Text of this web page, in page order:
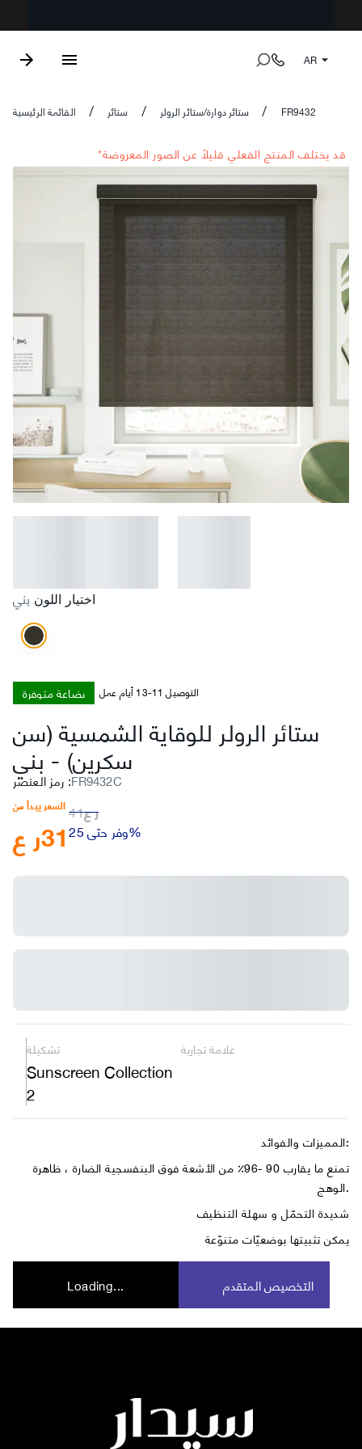
AR
القائمة الرئيسية / ستائر / ستائر دوارة/ستائر الرولر / FR9432
*قد يختلف المنتج الفعلي قليلاً عن الصور المعروضة
اختيار اللون بني
بضاعة متوفرة التوصيل 11-13 أيام عمل
ستائر الرولر للوقاية الشمسية (سن
سكرين) -
:FR9432C
السعر يبدأ من
ر ع31
ر ع41
وفر حتى 25%
تشكيلة
Sunscreen Collection
2
علامة تجارية
المميزات والفوائد:
تمنع ما يقارب 90 -96٪ من الأشعة فوق البنفسجية الضارة ، ظاهرة
الوهج.
شديدة التحمّل و سهلة التنظيف
يمكن تثبيتها بوضعيّات متنوّعة
Loading... التخصيص المتقدم